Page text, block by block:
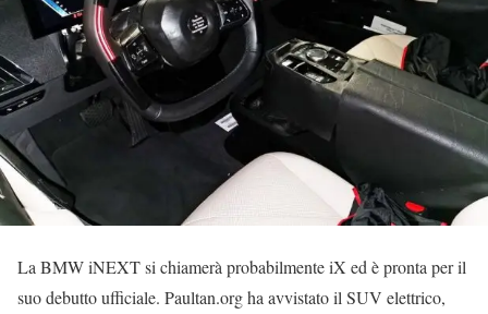
La BMW iNEXT si chiamerà probabilmente iX ed è pronta per il
suo debutto ufficiale. Paultan.org ha avvistato il SUV elettrico,